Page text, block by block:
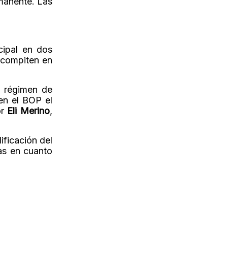
en dos
en
de
el BOP el
Eli Merino,
del
en cuanto